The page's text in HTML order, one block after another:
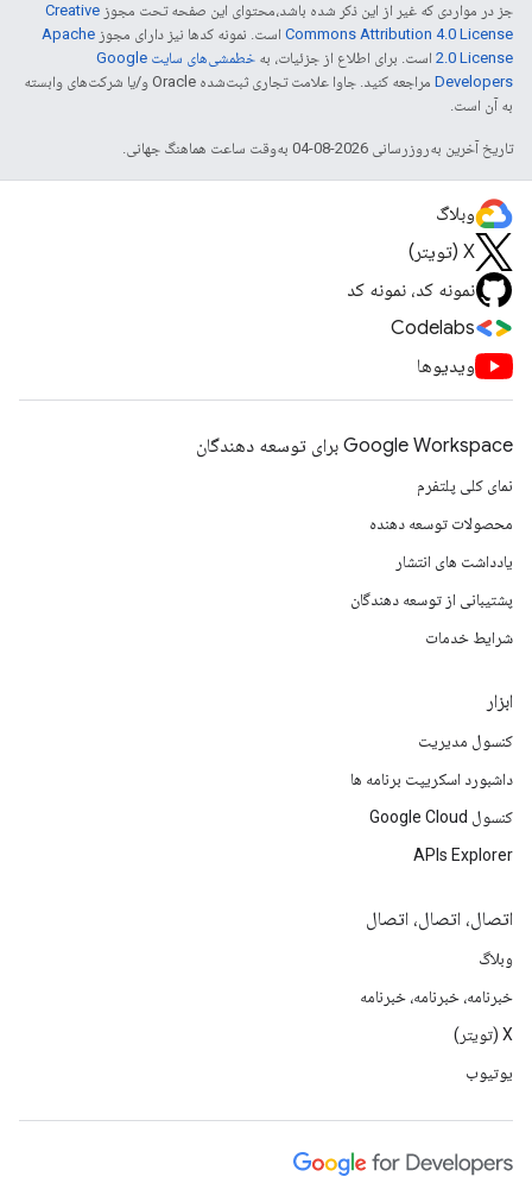
جز در مواردی که غیر از این ذکر شده باشد،‌محتوای این صفحه تحت مجوز Creative
Commons Attribution 4.0 License است. نمونه کدها نیز دارای مجوز Apache
2.0 License است. برای اطلاع از جزئیات، به
خطمشی‌های سایت Google
Developers‏
مراجعه کنید. جاوا علامت تجاری ثبت‌شده Oracle و/یا شرکت‌های وابسته
به آن است.
تاریخ آخرین به‌روزرسانی 2026-08-04 به‌وقت ساعت هماهنگ جهانی.
وبلاگ
X (تویتر)
نمونه کد، نمونه کد
Codelabs
ویدیوها
Google Workspace برای توسعه دهندگان
نمای کلی پلتفرم
محصولات توسعه دهنده
یادداشت های انتشار
پشتیبانی از توسعه دهندگان
شرایط خدمات
ابزار
کنسول مدیریت
داشبورد اسکریپت برنامه ها
کنسول Google Cloud
APIs Explorer
اتصال، اتصال، اتصال
وبلاگ
خبرنامه، خبرنامه، خبرنامه
X (تویتر)
یوتیوب